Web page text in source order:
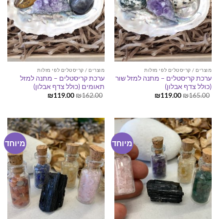
מוצרים / קריסטלים לפי מזלות
ערכת קריסטלים – מתנה למזל שור
(כולל צדף אבלון)
₪165.00
המחיר ₪119.00
המחיר
מוצרים / קריסטלים לפי מזלות
ערכת קריסטלים – מתנה למזל
תאומים (כולל צדף אבלון)
₪162.00
המחיר ₪119.00
המחיר
מיוחד מיוחד